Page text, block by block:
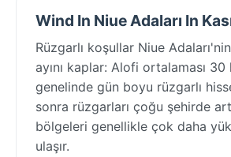
Wind In Niue Adaları In
Rüzgarlı koşullar Niue
ayını kaplar: Alofi ortalaması
genelinde gün boyu rüzgarlı
sonra rüzgarları çoğu şehirde
bölgeleri genellikle çok daha
ulaşır.